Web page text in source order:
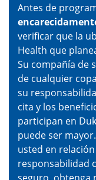
Antes de
verificar que la
Health que
Su compañía de
de cualquier
su
cita y los
participan en
puede ser
usted en
responsabilidad